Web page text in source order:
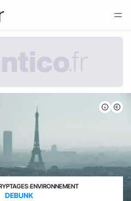
›ENVIRONNEMENT
DEBUNK